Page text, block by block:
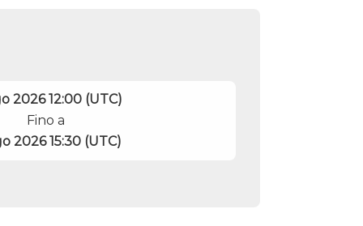
2026 12:00 (UTC)
Fino a
2026 15:30 (UTC)